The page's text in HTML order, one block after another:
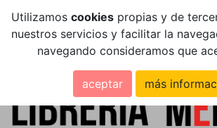
Utilizamos cookies propias y de
nuestros servicios y facilitar la
navegando consideramos que
aceptar más